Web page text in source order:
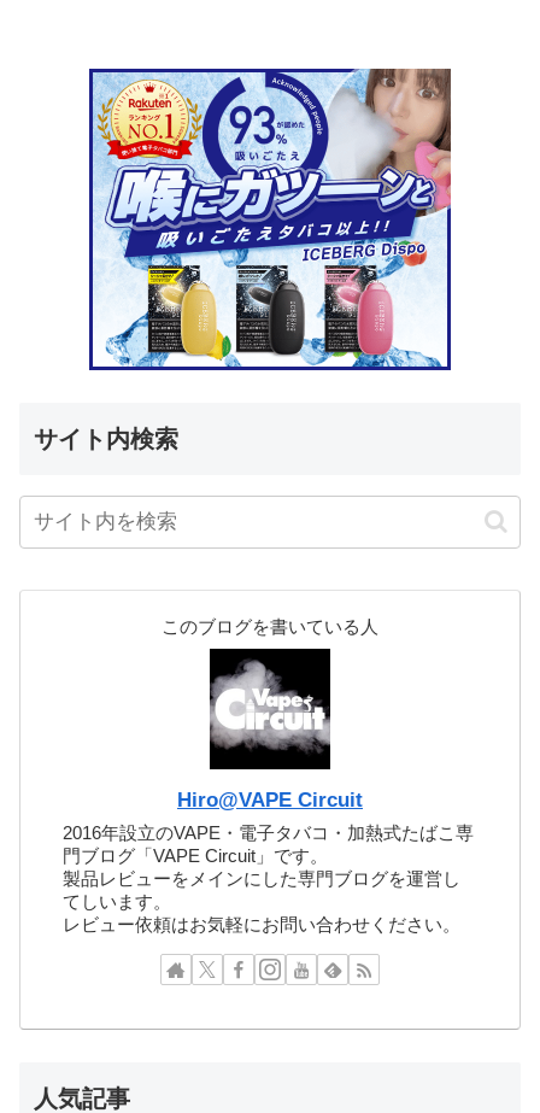
サイト内検索
このブログを書いている人
Hiro@VAPE Circuit
2016年設立のVAPE・電子タバコ・加熱式たばこ専
門ブログ「VAPE Circuit」です。
製品レビューをメインにした専門ブログを運営し
てしいます。
レビュー依頼はお気軽にお問い合わせください。
人気記事